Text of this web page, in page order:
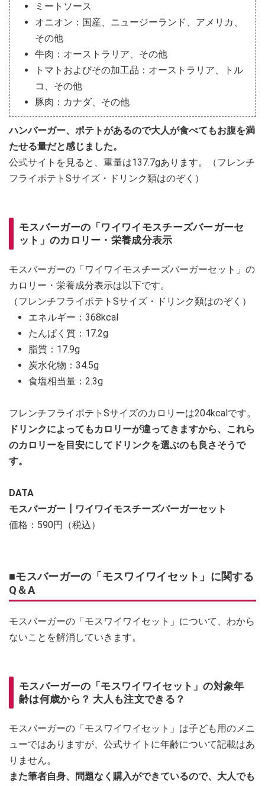
ミートソース
オニオン：国産、ニュージーランド、アメリカ、
その他
牛肉：オーストラリア、その他
トマトおよびその加工品：オーストラリア、トル
コ、その他
豚肉：カナダ、その他
ハンバーガー、ポテトがあるので大人が食べてもお腹を満
たせる量だと感じました。
公式サイトを見ると、重量は137.7gあります。（フレンチ
フライポテトSサイズ・ドリンク類はのぞく）
モスバーガーの「ワイワイモスチーズバーガーセ
ット」のカロリー・栄養成分表示
モスバーガーの「ワイワイモスチーズバーガーセット」の
カロリー・栄養成分表示は以下です。
（フレンチフライポテトSサイズ・ドリンク類はのぞく）
エネルギー：368kcal
たんぱく質：17.2g
脂質：17.9g
炭水化物：34.5g
食塩相当量：2.3g
フレンチフライポテトSサイズのカロリーは204kcalです。
ドリンクによってもカロリーが違ってきますから、これら
のカロリーを目安にしてドリンクを選ぶのも良さそうで
す。
DATA
モスバーガー┃ワイワイモスチーズバーガーセット
価格：590円（税込）
■モスバーガーの「モスワイワイセット」に関する
Q＆A
モスバーガーの「モスワイワイセット」について、わから
ないことを解消していきます。
モスバーガーの「モスワイワイセット」の対象年
齢は何歳から？ 大人も注文できる？
モスバーガーの「モスワイワイセット」は子ども用のメニ
ューではありますが、公式サイトに年齢について記載はあ
りません。
また筆者自身、問題なく購入ができているので、大人でも